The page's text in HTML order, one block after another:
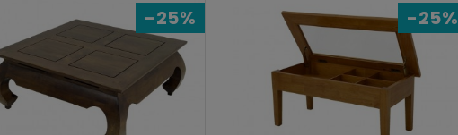
-25% -25%